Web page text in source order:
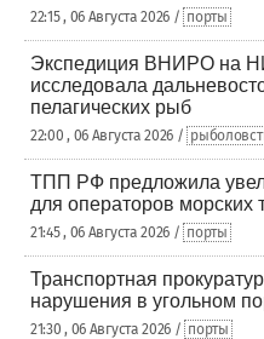
22:15 , 06 Августа 2026 / порты
Экспедиция ВНИРО на
исследовала
пелагических рыб
22:00 , 06 Августа 2026 /
ТПП РФ предложила
для операторов морских
21:45 , 06 Августа 2026 / порты
Транспортная
нарушения в угольном
21:30 , 06 Августа 2026 / порты